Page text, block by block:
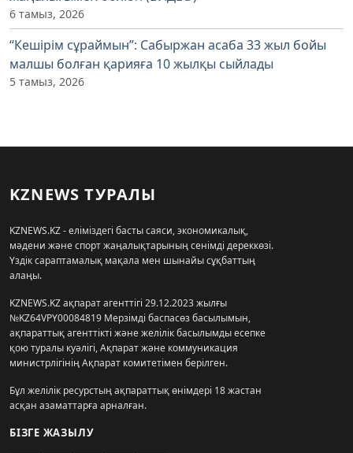
6 тамыз, 2026
“Кешірім сұраймын”: Сабыржан асаба 33 жыл бойы
малшы болған қарияға 10 жылқы сыйлады
5 тамыз, 2026
KZNEWS ТУРАЛЫ
KZNEWS.KZ - еліміздегі басты саяси, экономикалық,
мәдени және спорт жаңалықтарының сенімді дереккөзі.
Үздік сараптамалық мақала мен шынайы сұқбаттың
алаңы.
KZNEWS.KZ ақпарат агенттігі 29.12.2023 жылғы
№KZ64VPY00084819 Мерзімді баспасөз басылымын,
ақпараттық агенттікті және желілік басылымды есепке
қою туралы куәлігі, Ақпарат және коммуникация
министрлігінің Ақпарат комитетімен берілген.
Бұл желілік ресурстың ақпараттық өнімдері 18 жастан
асқан азаматтарға арналған.
БІЗГЕ ЖАЗЫЛУ